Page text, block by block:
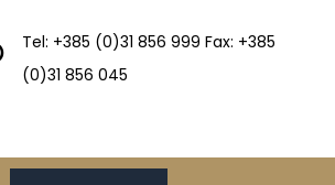
Tel: +385 (0)31 856 999 Fax: +385
(0)31 856 045